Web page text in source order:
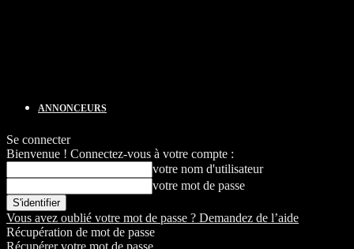
ANNONCEURS
Se connecter
Bienvenue ! Connectez-vous à votre compte :
votre nom d'utilisateur
votre mot de passe
Vous avez oublié votre mot de passe ? Demandez de l’aide
Récupération de mot de passe
Récupérer votre mot de passe